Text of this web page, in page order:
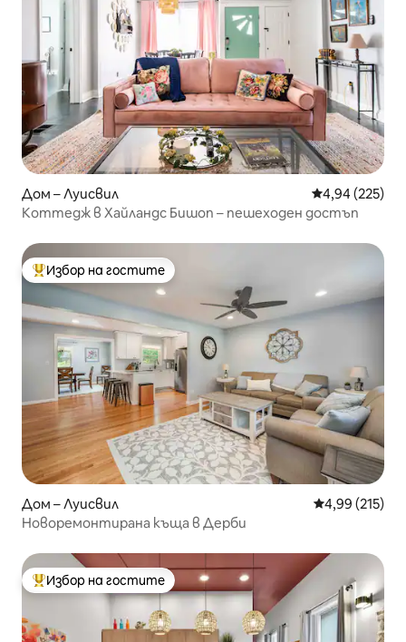
Дом – Луисвил Средна
4,94 (225)
Коттедж в Хайландс Бишоп – пешеходен достъп
Най-популярен избор на гостите
Избор на гостите
Дом – Луисвил Средна
4,99 (215)
Новоремонтирана къща в Дерби
Най-популярен избор на гостите
Избор на гостите